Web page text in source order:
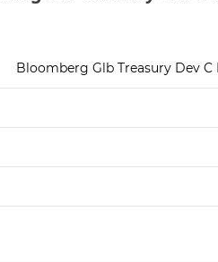
Bloomberg Glb Treasury Dev C